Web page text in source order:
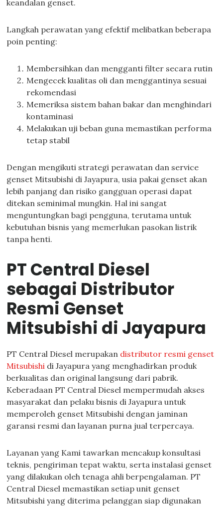
keandalan genset.
Langkah perawatan yang efektif melibatkan beberapa
poin penting:
Membersihkan dan mengganti filter secara rutin
Mengecek kualitas oli dan menggantinya sesuai
rekomendasi
Memeriksa sistem bahan bakar dan menghindari
kontaminasi
Melakukan uji beban guna memastikan performa
tetap stabil
Dengan mengikuti strategi perawatan dan service
genset Mitsubishi di Jayapura, usia pakai genset akan
lebih panjang dan risiko gangguan operasi dapat
ditekan seminimal mungkin. Hal ini sangat
menguntungkan bagi pengguna, terutama untuk
kebutuhan bisnis yang memerlukan pasokan listrik
tanpa henti.
PT Central Diesel
sebagai Distributor
Resmi Genset
Mitsubishi di Jayapura
PT Central Diesel merupakan distributor resmi genset
Mitsubishi di Jayapura yang menghadirkan produk
berkualitas dan original langsung dari pabrik.
Keberadaan PT Central Diesel mempermudah akses
masyarakat dan pelaku bisnis di Jayapura untuk
memperoleh genset Mitsubishi dengan jaminan
garansi resmi dan layanan purna jual terpercaya.
Layanan yang Kami tawarkan mencakup konsultasi
teknis, pengiriman tepat waktu, serta instalasi genset
yang dilakukan oleh tenaga ahli berpengalaman. PT
Central Diesel memastikan setiap unit genset
Mitsubishi yang diterima pelanggan siap digunakan